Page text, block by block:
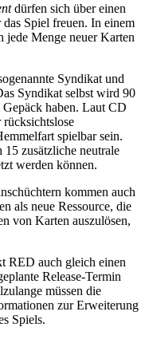
dürfen sich über einen
Spiel freuen. In einem
Menge neuer Karten
Syndikat und
Syndikat selbst wird 90
haben. Laut CD
spielbar sein.
zusätzliche neutrale
werden können.
kommen auch
als neue Ressource, die
von Karten auszulösen,
RED auch gleich einen
Release-Termin
müssen die
zur Erweiterung
Spiels.